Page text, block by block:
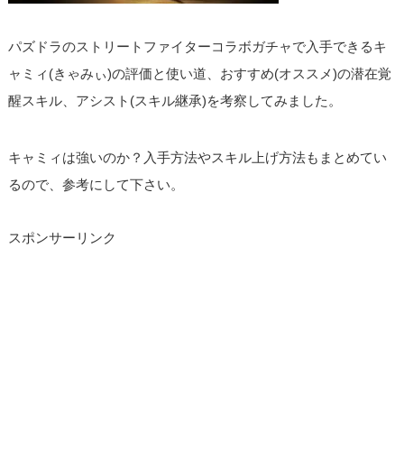
パズドラのストリートファイターコラボガチャで入手できるキ
ャミィ(きゃみぃ)の評価と使い道、おすすめ(オススメ)の潜在覚
醒スキル、アシスト(スキル継承)を考察してみました。
キャミィは強いのか？入手方法やスキル上げ方法もまとめてい
るので、参考にして下さい。
スポンサーリンク